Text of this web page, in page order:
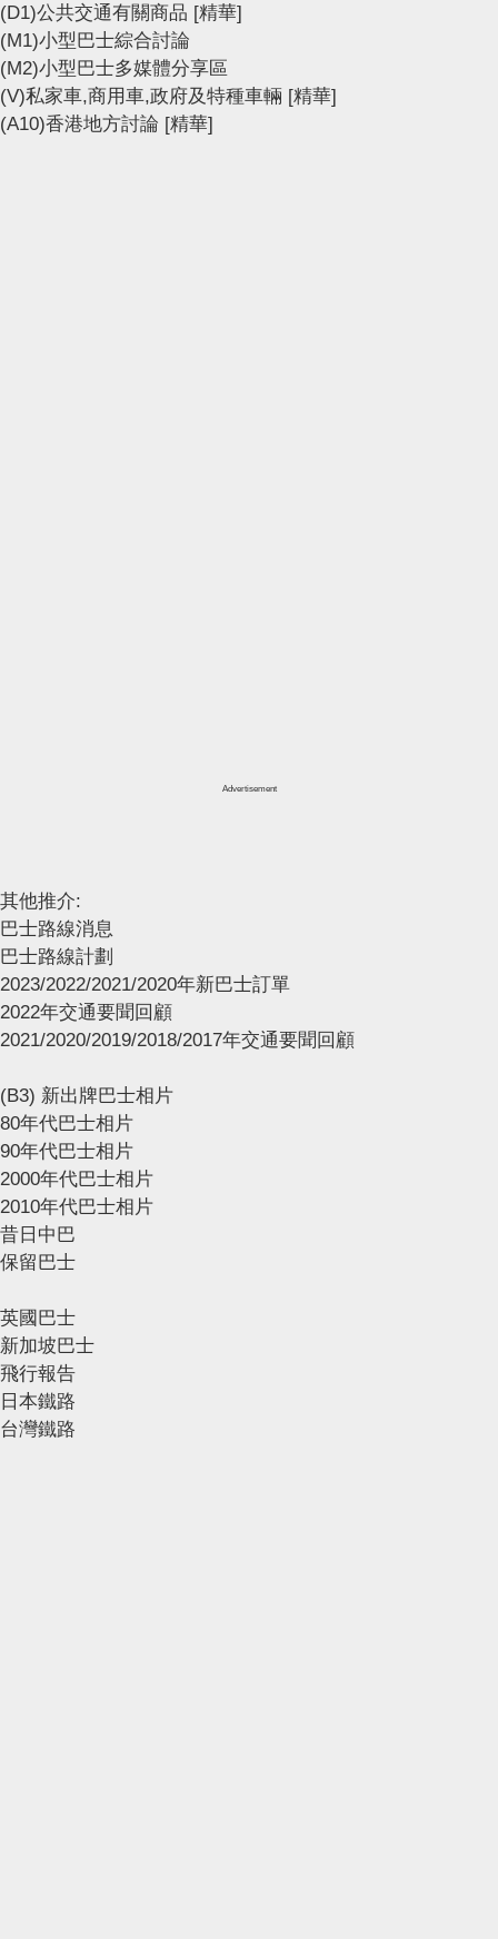
(D1)公共交通有關商品 [精華]
(M1)小型巴士綜合討論
(M2)小型巴士多媒體分享區
(V)私家車,商用車,政府及特種車輛 [精華]
(A10)香港地方討論 [精華]
Advertisement
其他推介:
巴士路線消息
巴士路線計劃
2023/2022/2021/2020年新巴士訂單
2022年交通要聞回顧
2021/2020/2019/2018/2017年交通要聞回顧
(B3) 新出牌巴士相片
80年代巴士相片
90年代巴士相片
2000年代巴士相片
2010年代巴士相片
昔日中巴
保留巴士
英國巴士
新加坡巴士
飛行報告
日本鐵路
台灣鐵路